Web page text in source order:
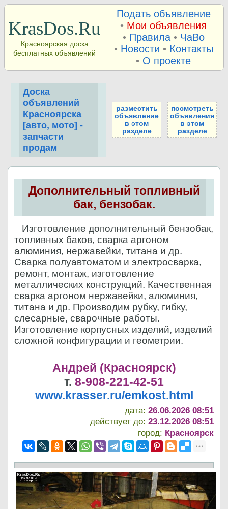
KrasDos.Ru
Красноярская доска
бесплатных объявлений
Подать объявление
• Мои объявления
• Правила• ЧаВо
• Новости • Контакты
• О проекте
Доска
объявлений
Красноярска
[авто, мото] -
запчасти
продам
разместить
объявление
в этом
разделе
посмотреть
объявления
в этом
разделе
Дополнительный топливный
бак, бензобак.
Изготовление дополнительный бензобак,
топливных баков, сварка аргоном
алюминия, нержавейки, титана и др.
Сварка полуавтоматом и электросварка,
ремонт, монтаж, изготовление
металлических конструкций. Качественная
сварка аргоном нержавейки, алюминия,
титана и др. Производим рубку, гибку,
слесарные, сварочные работы.
Изготовление корпусных изделий, изделий
сложной конфигурации и геометрии.
Андрей (Красноярск)
т. 8-908-221-42-51
www.krasser.ru/emkost.html
дата:26.06.2026 08:51
действует до:23.12.2026 08:51
город: Красноярск